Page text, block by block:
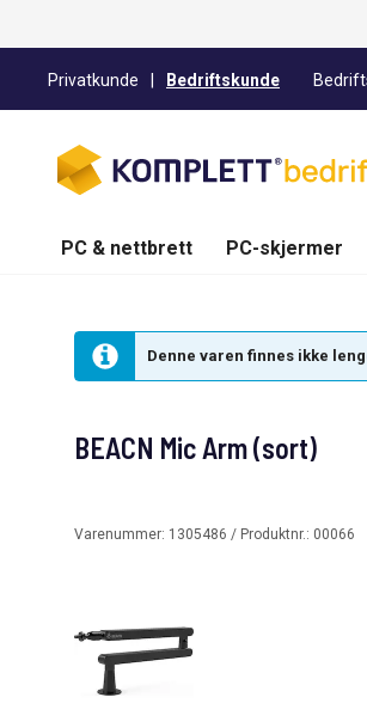
Privatkunde Bedriftskunde
PC & nettbrett PC-skjermer
Denne varen finnes ikke
BEACN Mic Arm (sort)
Varenummer: 1305486 / Produktnr.: 00066